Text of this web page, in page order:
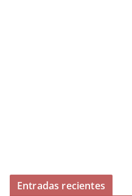
Entradas recientes